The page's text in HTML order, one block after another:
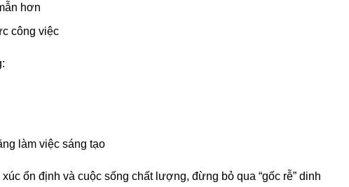
hơn
công việc
làm việc sáng tạo
ổn định và cuộc sống chất lượng, đừng bỏ qua “gốc rễ” dinh